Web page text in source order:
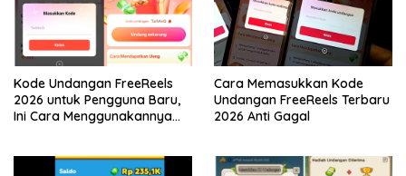
Kode Undangan FreeReels
2026 untuk Pengguna Baru,
Ini Cara Menggunakannya
Cara Memasukkan Kode
Undangan FreeReels Terbaru
2026 Anti Gagal